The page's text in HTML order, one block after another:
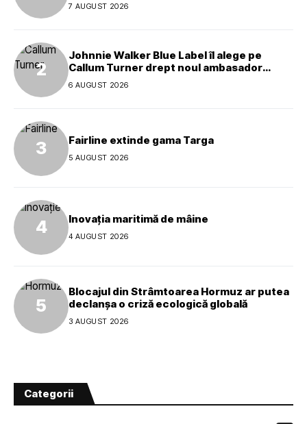
7 AUGUST 2026
Johnnie Walker Blue Label îl alege pe
Callum Turner drept noul ambasador
global al mărcii
6 AUGUST 2026
Fairline extinde gama Targa
5 AUGUST 2026
Inovația maritimă de mâine
4 AUGUST 2026
Blocajul din Strâmtoarea Hormuz ar putea
declanșa o criză ecologică globală
3 AUGUST 2026
Categorii